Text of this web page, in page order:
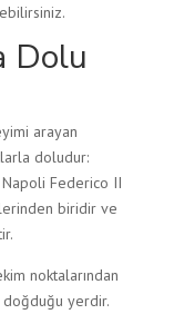
Dolu
arayan
doludur:
Federico II
biridir ve
noktalarından
doğduğu yerdir.